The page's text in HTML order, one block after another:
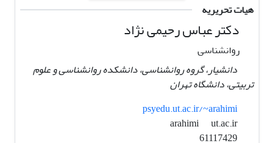
هیات تحریریه
دکتر عباس رحیمی نژاد
روانشناسی
دانشیار، گروه روانشناسی، دانشکده روانشناسی و علوم
تربیتی، دانشگاه تهران
psyedu.ut.ac.ir/~arahimi
arahimi
ut.ac.ir